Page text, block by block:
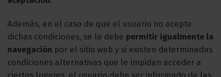
Además, en el caso de que el usuario no acepte
dichas condiciones, se le debe permitir igualmente la
navegación por el sitio web y si existen determinadas
condiciones alternativas que le impidan acceder a
ciertos lugares, el usuario debe ser informado de las